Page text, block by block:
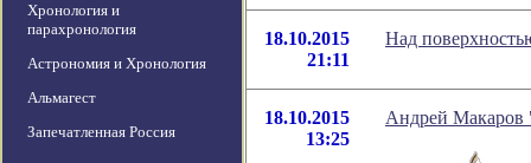
Хронология и
парахронология
Астрономия и Хронология
Альмагест
Запечатленная Россия
18.10.2015
21:11
Над
18.10.2015
13:25
Андрей Макаров